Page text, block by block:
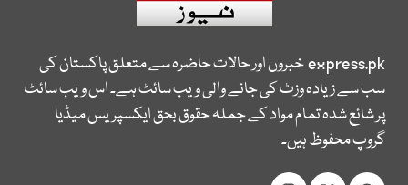
express.pkخبروں اور حالات حاضرہ سے متعلق پاکستان کی
سب سے زیادہ وزٹ کی جانے والی ویب سائٹ ہے۔ اس ویب سائٹ
پر شائع شدہ تمام مواد کے جملہ حقوق بحق ایکسپریس میڈیا
گروپ محفوظ ہیں۔